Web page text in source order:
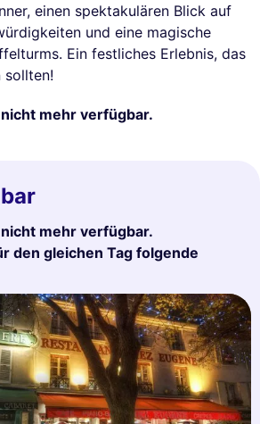
einen spektakulären Blick auf
und eine magische
Ein festliches Erlebnis, das
sollten!
mehr verfügbar.
mehr verfügbar.
den gleichen Tag folgende